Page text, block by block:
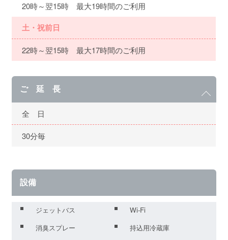
20時～翌15時 最大19時間のご利用
土・祝前日
22時～翌15時 最大17時間のご利用
ご 延 長
全 日
30分毎
設備
ジェットバス
Wi-Fi
消臭スプレー
持込用冷蔵庫